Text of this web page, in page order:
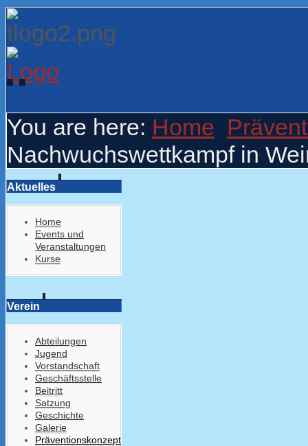
You are here: Home
Nachwuchswettkampf in
Aktuelles
Home
Events und
Veranstaltungen
Kurse
Verein
Abteilungen
Jugend
Vorstandschaft
Geschäftsstelle
Beitritt
Satzung
Geschichte
Galerie
Präventionskonzept